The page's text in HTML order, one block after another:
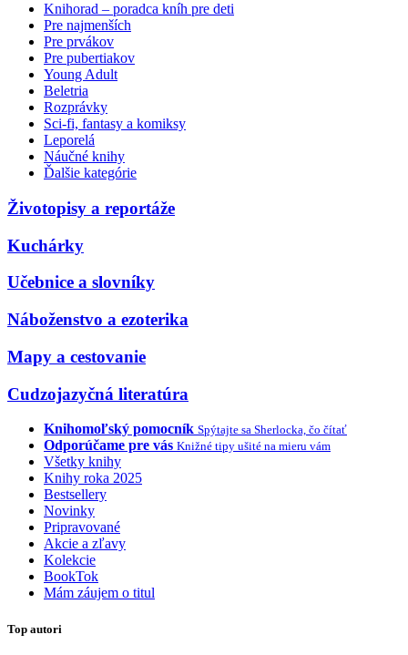
Knihorad – poradca kníh pre deti
Pre najmenších
Pre prvákov
Pre pubertiakov
Young Adult
Beletria
Rozprávky
Sci-fi, fantasy a komiksy
Leporelá
Náučné knihy
Ďalšie kategórie
Životopisy a reportáže
Kuchárky
Učebnice a slovníky
Náboženstvo a ezoterika
Mapy a cestovanie
Cudzojazyčná literatúra
Knihomoľský pomocník Spýtajte sa Sherlocka, čo čítať
Odporúčame pre vás Knižné tipy ušité na mieru vám
Všetky knihy
Knihy roka 2025
Bestsellery
Novinky
Pripravované
Akcie a zľavy
Kolekcie
BookTok
Mám záujem o titul
Top autori